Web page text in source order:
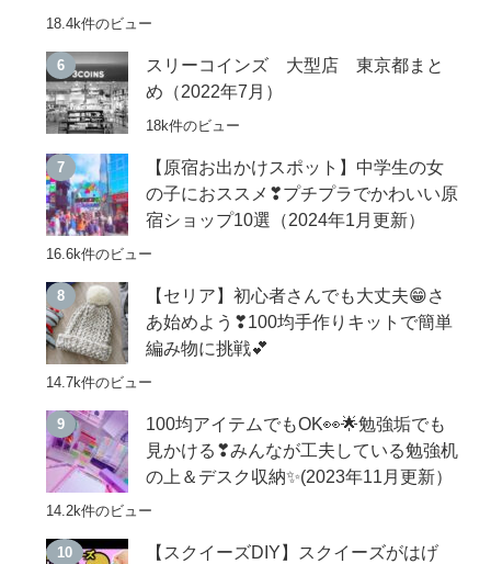
18.4k件のビュー
スリーコインズ 大型店 東京都まと
め（2022年7月）
18k件のビュー
【原宿お出かけスポット】中学生の女
の子におススメ❣プチプラでかわいい原
宿ショップ10選（2024年1月更新）
16.6k件のビュー
【セリア】初心者さんでも大丈夫😁さ
あ始めよう❣100均手作りキットで簡単
編み物に挑戦💕
14.7k件のビュー
100均アイテムでもOK👀🌟勉強垢でも
見かける❣みんなが工夫している勉強机
の上＆デスク収納✨(2023年11月更新）
14.2k件のビュー
【スクイーズDIY】スクイーズがはげ